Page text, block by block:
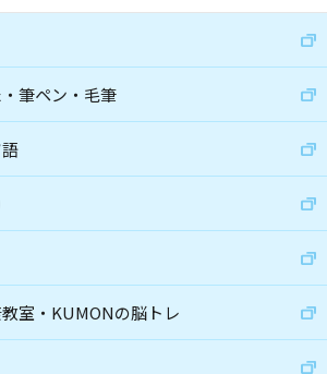
筆ペン・毛筆
室・KUMONの脳トレ